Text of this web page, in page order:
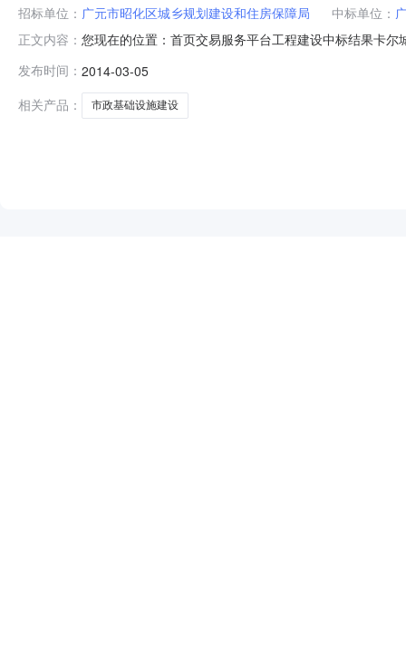
招标单位： 广元市昭化区城乡规划建设和住房保障局 中标单位：
正文内容： 您现在的位置：首页交易服务平台工程建设中标结果卡
人）联系电话0839-8722254招标代理机构四川省中基建
投
发布时间： 2014-03-05
相关产品：
市政基础设施建设